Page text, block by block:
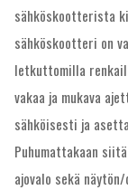
sähköskootterista
sähköskootteri on
letkuttomilla
vakaa ja mukava
sähköisesti ja
Puhumattakaan
ajovalo sekä